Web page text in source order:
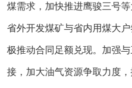
煤需求，加快推进鹰骏三号
省外开发煤矿与省内用煤大
极推动合同足额兑现。加强
接，加大油气资源争取力度